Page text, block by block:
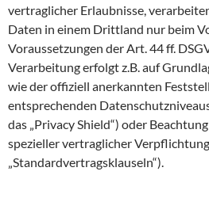
vertraglicher Erlaubnisse,
Daten in einem Drittland nur beim
Voraussetzungen der Art. 44 ff.
Verarbeitung erfolgt z.B. auf
wie der offiziell anerkannten
entsprechenden
das „Privacy Shield“) oder
spezieller vertraglicher
„Standardvertragsklauseln“).